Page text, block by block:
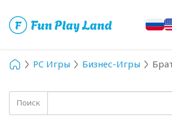
PC Игры Бизнес-Игры
Поиск